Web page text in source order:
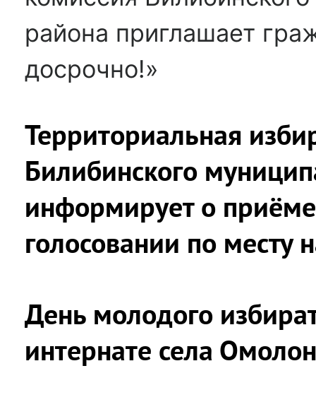
района приглашает
досрочно!»
Территориальная
Билибинского
информирует о
голосовании по месту
День молодого
интернате села Омолон